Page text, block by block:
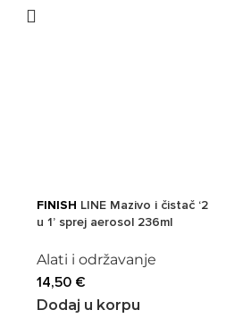
FINISH LINE Mazivo i čistač ‘2
u 1’ sprej aerosol 236ml
Alati i održavanje
14,50 €
Dodaj u korpu